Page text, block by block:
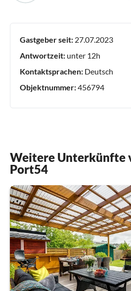
Gastgeber seit: 27.07.2023
Antwortzeit: unter 12h
Kontaktsprachen: Deutsch
Objektnummer:456794
Weitere Unterkünfte
Port54